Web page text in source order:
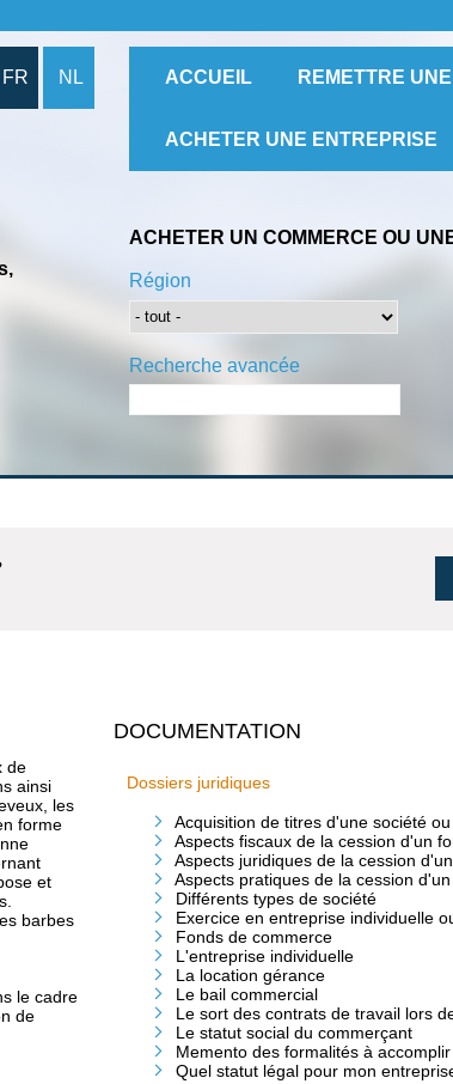
FR NL ACCUEIL REMETTRE
ACHETER UNE ENTREPRISE
ACHETER UN COMMERCE OU
Région
Recherche avancée
de
ainsi
les
forme
et
barbes
le cadre
de
DOCUMENTATION
Dossiers juridiques
Acquisition de titres d'une société
Aspects fiscaux de la cession d'un
Aspects juridiques de la cession
Aspects pratiques de la cession
Différents types de société
Exercice en entreprise individuelle
Fonds de commerce
L'entreprise individuelle
La location gérance
Le bail commercial
Le sort des contrats de travail lors
Le statut social du commerçant
Memento des formalités à accomplir
Quel statut légal pour mon